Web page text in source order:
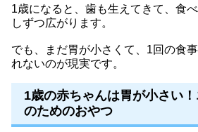
1歳になると、歯も生えてきて、食
しずつ広がります。
でも、まだ胃が小さくて、1回の食
れないのが現実です。
1歳の赤ちゃんは胃が小さい
のためのおやつ